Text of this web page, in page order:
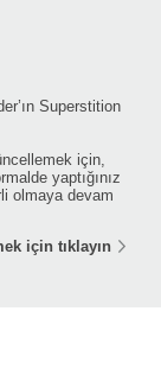
Superstition
için,
yaptığınız
olmaya devam
için tıklayın